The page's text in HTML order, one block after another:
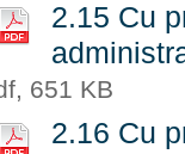
2.15 Cu
651 KB
2.16 Cu